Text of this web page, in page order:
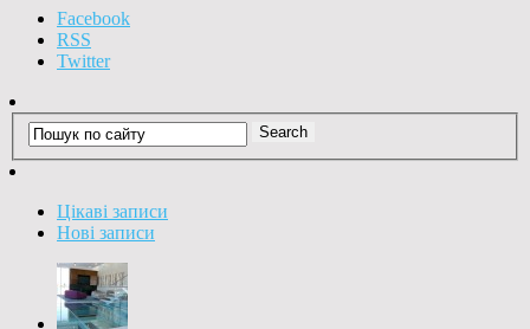
Facebook
RSS
Twitter
Цікаві записи
Нові записи